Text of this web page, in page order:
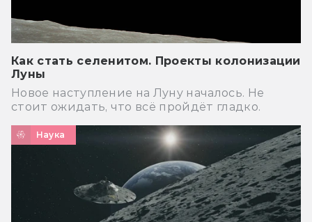
Как стать селенитом. Проекты колонизации
Луны
Новое наступление на Луну началось. Не
стоит ожидать, что всё пройдёт гладко.
Наука